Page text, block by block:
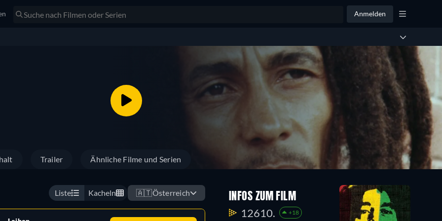
Anmelden
Trailer Ähnliche Filme und Serien
Liste Kacheln 🇦🇹Österreich INFOS ZUM FILM
12610. +18